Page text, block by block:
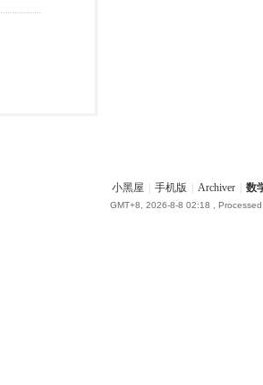
小黑屋 手机版 Archiver 数
GMT+8, 2026-8-8 02:18 ,